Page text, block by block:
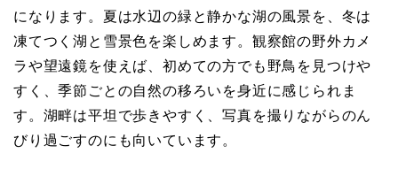
になります。夏は水辺の緑と静かな湖の風景を、冬は
凍てつく湖と雪景色を楽しめます。観察館の野外カメ
ラや望遠鏡を使えば、初めての方でも野鳥を見つけや
すく、季節ごとの自然の移ろいを身近に感じられま
す。湖畔は平坦で歩きやすく、写真を撮りながらのん
びり過ごすのにも向いています。